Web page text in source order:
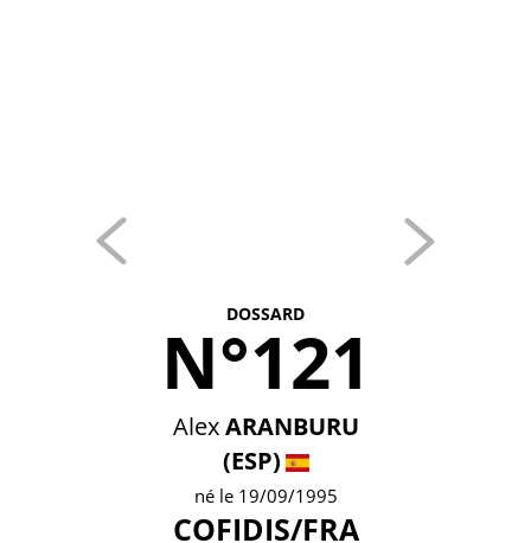
DOSSARD
N°121
Alex ARANBURU
(ESP)
né le 19/09/1995
COFIDIS/FRA